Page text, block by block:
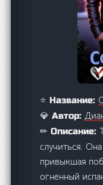
⭐ Название:
💎 Автор:
✏ Описание:
случиться.
привыкшая
огненный